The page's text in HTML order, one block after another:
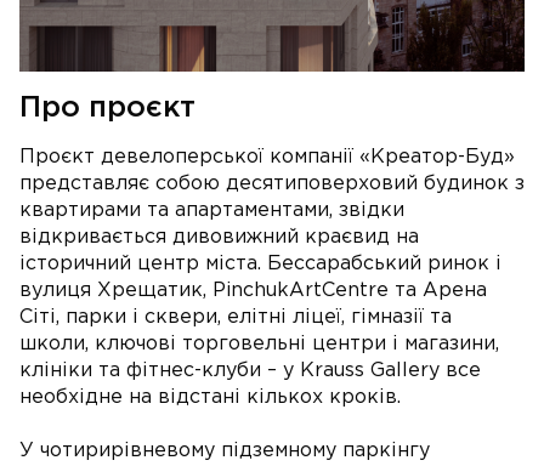
Про проєкт
Проєкт девелоперської компанії «Креатор-Буд»
представляє собою десятиповерховий будинок з
квартирами та апартаментами, звідки
відкривається дивовижний краєвид на
історичний центр міста. Бессарабський ринок і
вулиця Хрещатик, PinchukArtCentre та Арена
Сіті, парки і сквери, елітні ліцеї, гімназії та
школи, ключові торговельні центри і магазини,
клініки та фітнес-клуби – у Krauss Gallery все
необхідне на відстані кількох кроків.
У чотирирівневому підземному паркінгу